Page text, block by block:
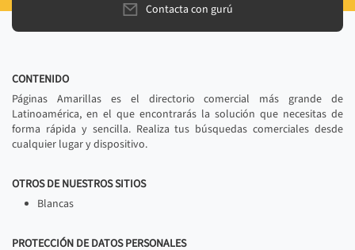
Contacta con gurú
CONTENIDO
Páginas Amarillas es el directorio comercial más grande de
Latinoamérica, en el que encontrarás la solución que necesitas de
forma rápida y sencilla. Realiza tus búsquedas comerciales desde
cualquier lugar y dispositivo.
OTROS DE NUESTROS SITIOS
Blancas
PROTECCIÓN DE DATOS PERSONALES